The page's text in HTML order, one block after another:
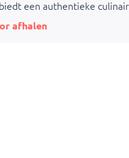
een authentieke
afhalen